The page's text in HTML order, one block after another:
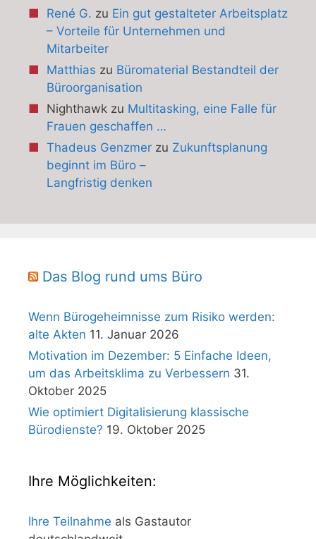
René G. zu Ein gut gestalteter Arbeitsplatz
– Vorteile für Unternehmen und
Mitarbeiter
Matthias zu Büromaterial Bestandteil der
Büroorganisation
Nighthawkzu Multitasking, eine Falle für
Frauen geschaffen …
Thadeus Genzmerzu Zukunftsplanung
beginnt im Büro –
Langfristig denken
Das Blog rund ums Büro
Wenn Bürogeheimnisse zum Risiko werden:
alte Akten 11. Januar 2026
Motivation im Dezember: 5 Einfache Ideen,
um das Arbeitsklima zu Verbessern 31.
Oktober 2025
Wie optimiert Digitalisierung klassische
Bürodienste? 19. Oktober 2025
Ihre Möglichkeiten:
Ihre Teilnahme als Gastautor